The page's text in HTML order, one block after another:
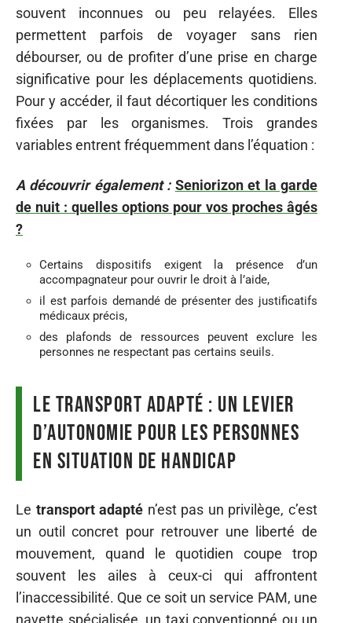
souvent inconnues ou peu relayées. Elles
permettent parfois de voyager sans rien
débourser, ou de profiter d’une prise en charge
significative pour les déplacements quotidiens.
Pour y accéder, il faut décortiquer les conditions
fixées par les organismes. Trois grandes
variables entrent fréquemment dans l’équation :
A découvrir également : Seniorizon et la garde
de nuit : quelles options pour vos proches âgés
?
Certains dispositifs exigent la présence d’un
accompagnateur pour ouvrir le droit à l’aide,
il est parfois demandé de présenter des justificatifs
médicaux précis,
des plafonds de ressources peuvent exclure les
personnes ne respectant pas certains seuils.
Le transport adapté : un levier
d’autonomie pour les personnes
en situation de handicap
Le transport adapté n’est pas un privilège, c’est
un outil concret pour retrouver une liberté de
mouvement, quand le quotidien coupe trop
souvent les ailes à ceux-ci qui affrontent
l’inaccessibilité. Que ce soit un service PAM, une
navette spécialisée, un taxi conventionné ou un